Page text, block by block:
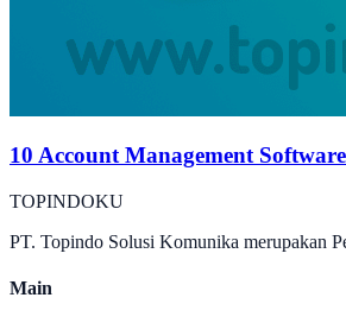
10 Account Management
TOPINDOKU
PT. Topindo Solusi Komunika merupakan
Main